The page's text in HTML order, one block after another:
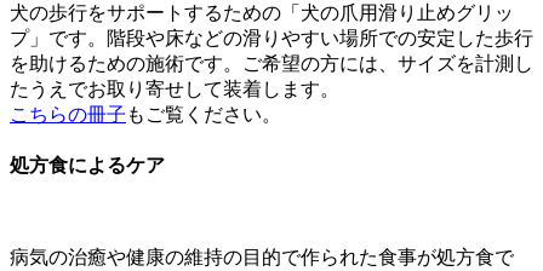
犬の歩行をサポートするための「犬の爪用滑り止めグリッ
プ」です。階段や床などの滑りやすい場所での安定した歩行
を助けるための施術です。ご希望の方には、サイズを計測し
たうえでお取り寄せして装着します。
こちらの冊子 もご覧ください。
処方食によるケア
病気の治癒や健康の維持の目的で作られた食事が処方食で